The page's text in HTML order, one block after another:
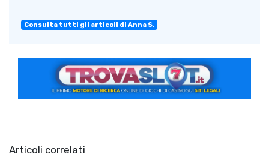
Consulta tutti gli articoli di Anna S.
Articoli correlati